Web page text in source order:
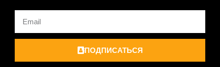
Email
ПОДПИСАТЬСЯ